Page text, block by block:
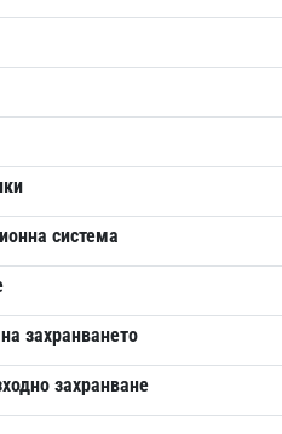
система
захранването
захранване